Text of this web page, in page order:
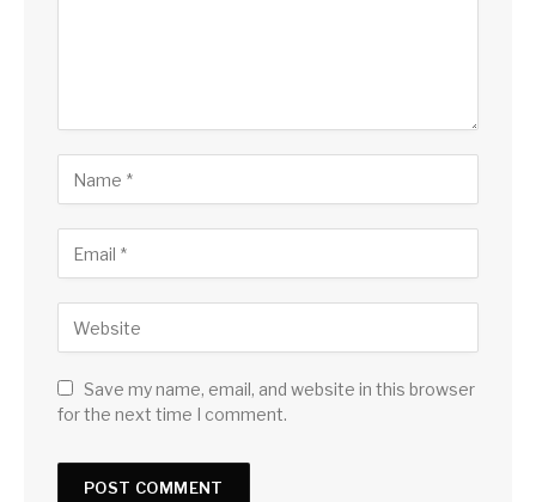
Save my name, email, and website in this browser
for the next time I comment.